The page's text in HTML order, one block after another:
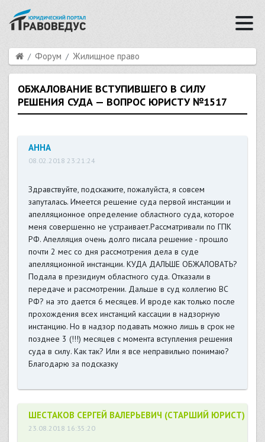
Форум Жилищное право
ОБЖАЛОВАНИЕ ВСТУПИВШЕГО В СИЛУ
РЕШЕНИЯ СУДА — ВОПРОС ЮРИСТУ №1517
АННА
08.02.2018 23:21:24
Здравствуйте, подскажите, пожалуйста, я совсем
запуталась. Имеется решение суда первой инстанции и
апелляционное определение областного суда, которое
меня совершенно не устраивает.Рассматривали по ГПК
РФ. Апелляция очень долго писала решение - прошло
почти 2 мес со дня рассмотрения дела в суде
апелляционной инстанции. КУДА ДАЛЬШЕ ОБЖАЛОВАТЬ?
Подала в президиум областного суда. Отказали в
передаче и рассмотрении. Дальше в суд коллегию ВС
РФ? на это дается 6 месяцев. И вроде как только после
прохождения всех инстанций кассации в надзорную
инстанцию. Но в надзор подавать можно лишь в срок не
позднее 3 (!!!) месяцев с момента вступления решения
суда в силу. Как так? Или я все неправильно понимаю?
Благодарю за подсказку
ШЕСТАКОВ СЕРГЕЙ ВАЛЕРЬЕВИЧ (СТАРШИЙ ЮРИСТ)
23.08.2018 16:35:20